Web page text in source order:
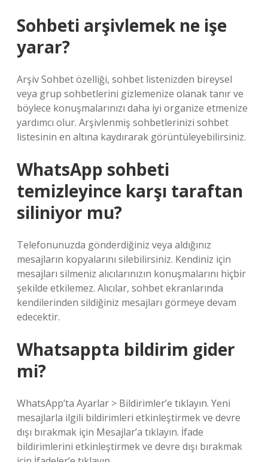
Sohbeti arşivlemek ne işe
yarar?
Arşiv Sohbet özelliği, sohbet listenizden bireysel
veya grup sohbetlerini gizlemenize olanak tanır ve
böylece konuşmalarınızı daha iyi organize etmenize
yardımcı olur. Arşivlenmiş sohbetlerinizi sohbet
listesinin en altına kaydırarak görüntüleyebilirsiniz.
WhatsApp sohbeti
temizleyince karşı taraftan
siliniyor mu?
Telefonunuzda gönderdiğiniz veya aldığınız
mesajların kopyalarını silebilirsiniz. Kendiniz için
mesajları silmeniz alıcılarınızın konuşmalarını hiçbir
şekilde etkilemez. Alıcılar, sohbet ekranlarında
kendilerinden sildiğiniz mesajları görmeye devam
edecektir.
Whatsappta bildirim gider
mi?
WhatsApp’ta Ayarlar > Bildirimler’e tıklayın. Yeni
mesajlarla ilgili bildirimleri etkinleştirmek ve devre
dışı bırakmak için Mesajlar’a tıklayın. İfade
bildirimlerini etkinleştirmek ve devre dışı bırakmak